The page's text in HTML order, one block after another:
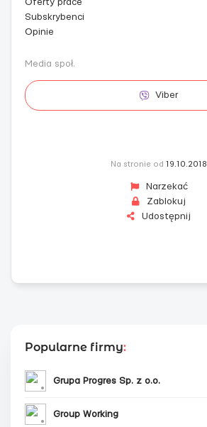
Oferty prace
Subskrybenci
Opinie
Media społ.
Viber
Na stronie od 19.10.2018
Narzekać
Zablokuj
Udostępnij
Popularne firmy:
Grupa Progres Sp. z o.o.
Group Working